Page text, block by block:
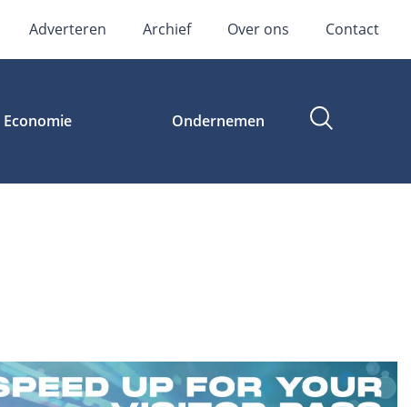
Adverteren Archief Over ons Contact
Economie Ondernemen